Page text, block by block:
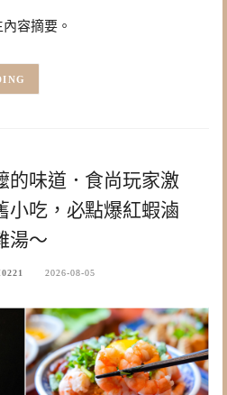
容摘要。
的味道．食尚玩家激
小吃，必點爆紅蝦滷
湯～
2026-08-05